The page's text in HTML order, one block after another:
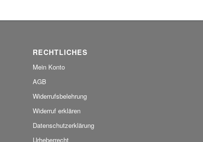
RECHTLICHES
Mein Konto
AGB
Widerrufsbelehrung
Widerruf erklären
Datenschutzerklärung
Urheberrecht